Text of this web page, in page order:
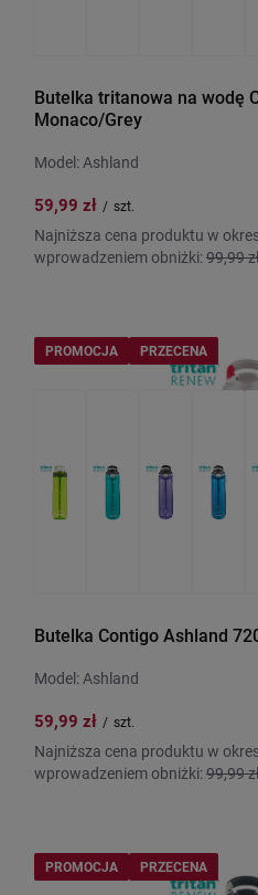
Butelka tritanowa na wodę
Monaco/Grey
Model: Ashland
59,99 zł / szt.
Najniższa cena produktu w
wprowadzeniem obniżki:99,99
PROMOCJA PRZECENA
Butelka Contigo Ashland
Model: Ashland
59,99 zł / szt.
Najniższa cena produktu w
wprowadzeniem obniżki:99,99
PROMOCJA PRZECENA